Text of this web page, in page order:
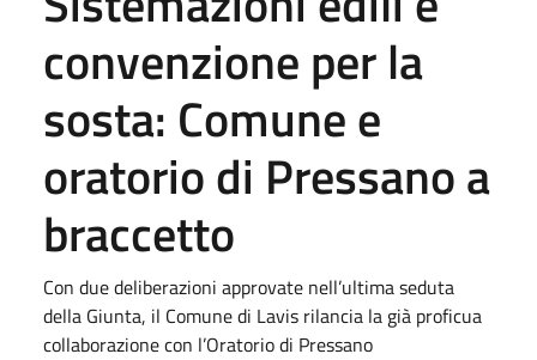
convenzione per la
sosta: Comune e
oratorio di Pressano a
braccetto
Con due deliberazioni approvate nell’ultima seduta
della Giunta, il Comune di Lavis rilancia la già proficua
collaborazione con l’Oratorio di Pressano